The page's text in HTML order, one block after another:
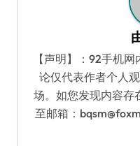
【声明】：92手机
论仅代表作者个人
场。如您发现内容存
至邮箱：